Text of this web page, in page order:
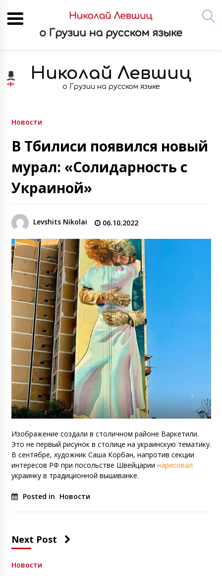
content
Николай Левшиц
о Грузии на русском языке
Новости
В Тбилиси появился новый
мурал: «Солидарность с
Украиной»
Levshits Nikolai 06.10.2022
Изображение создали в столичном районе Варкетили.
Это не первый рисунок в столице на украинскую тематику.
В сентябре, художник Саша Корбан, напротив секции
интересов РФ при посольстве Швейцарии нарисовал
украинку в традиционной вышиванке.
Posted in Новости
Next Post
Новости